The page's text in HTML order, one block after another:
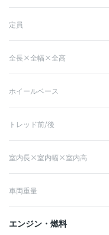
定員
全長×全幅×全高
ホイールベース
トレッド前/後
室内長×室内幅×室内高
車両重量
エンジン・燃料